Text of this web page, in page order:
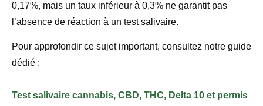
0,17%, mais un taux inférieur à 0,3% ne garantit pas
l’absence de réaction à un test salivaire.
Pour approfondir ce sujet important, consultez notre guide
dédié :
Test salivaire cannabis, CBD, THC, Delta 10 et permis